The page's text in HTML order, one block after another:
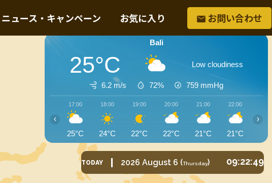
ニュース・キャンペーン お気に入り お問い合わせ
Bali
25°C Low cloudiness
6.2 m/s 72% 759 mmHg
17:00
25°C
18:00
24°C
19:00
22°C
20:00
22°C
21:00
21°C
22:00
21°C
‹ ›
TODAY 2026 August 6 (Thursday) 09:22:51